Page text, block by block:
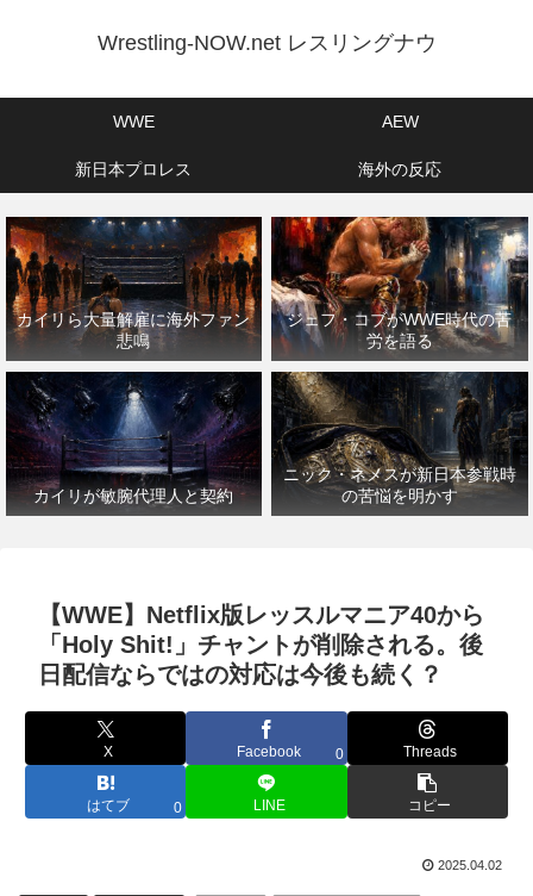
Wrestling-NOW.net レスリングナウ
WWE AEW
新日本プロレス 海外の反応
カイリら大量解雇に海外ファン
悲鳴
ジェフ・コブがWWE時代の苦
労を語る
カイリが敏腕代理人と契約
ニック・ネメスが新日本参戦時
の苦悩を明かす
【WWE】Netflix版レッスルマニア40から
「Holy Shit!」チャントが削除される。後
日配信ならではの対応は今後も続く？
X Facebook 0 Threads
はてブ 0 LINE コピー
2025.04.02